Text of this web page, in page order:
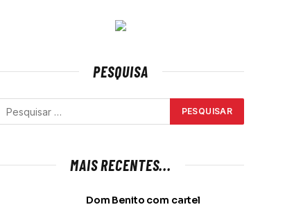
PESQUISA
MAIS RECENTES...
Dom Benito com cartel